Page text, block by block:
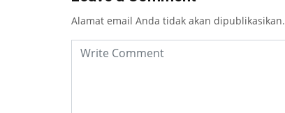
Alamat email Anda tidak akan dipublikasikan.